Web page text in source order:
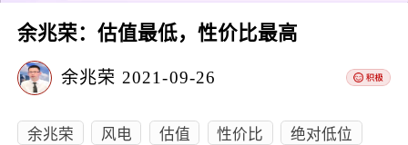
余兆荣：估值最低，性价比最高
余兆荣 2021-09-26
余兆荣 风电 估值 性价比 绝对低位